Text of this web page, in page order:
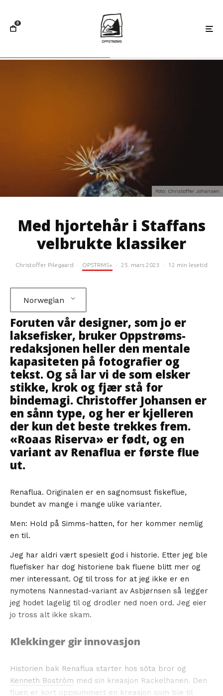
0
Foto: Christoffer Johansen
Med hjortehår i Staffans
velbrukte klassiker
Christoffer Pilegaard · OPSTRMS+ · 25. mars 2023 · 12 min lesetid
Norwegian
Foruten vår designer, som jo er
laksefisker, bruker Oppstrøms-
redaksjonen heller den mentale
kapasiteten på fotografier og
tekst. Og så lar vi de som elsker
stikke, krok og fjær stå for
bindemagi. Christoffer Johansen er
en sånn type, og her er kjelleren
der kun det beste trekkes frem.
«Roaas Riserva» er født, og en
variant av Renaflua er første flue
ut.
Renaflua. Originalen er en sagnomsust fiskeflue,
bundet av mange i mange ulike varianter.
Men: Hold på Simms-hatten, for her kommer nemlig
en til.
Jeg har aldri vært spesielt god i historie. Etter jeg ble
fluefisker har dog historiene bak fluene blitt mer og
mer interessant. Og til tross for at jeg ikke er en
nymotens Nannestad-variant av Asbjørnsen så legger
jeg hodet lagelig til og drodler ned noen ord. Jeg eier
jo tross alt ikke skam.
Klekkinger gir innovasjon
Historien bak Renaflua starter hos söta bror og
Kenneth Boström med sin kreasjon Rackelhanen. Den
fluen er kort oppsummert en kreasjon som ble til